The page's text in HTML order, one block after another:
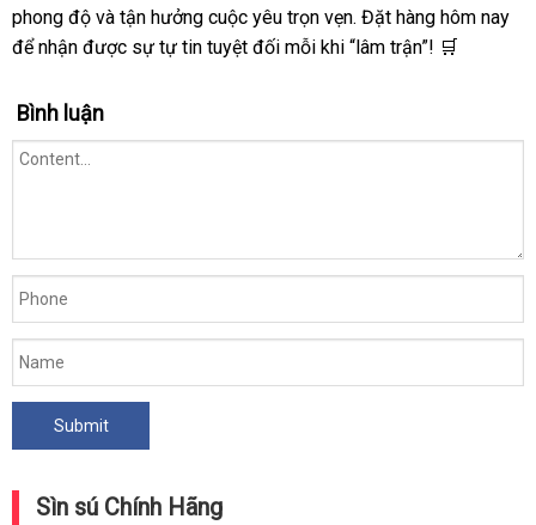
phong độ và tận hưởng cuộc yêu trọn vẹn. Đặt hàng hôm nay
để nhận được sự tự tin tuyệt đối mỗi khi “lâm trận”! 🛒
Bình luận
Sìn sú Chính Hãng